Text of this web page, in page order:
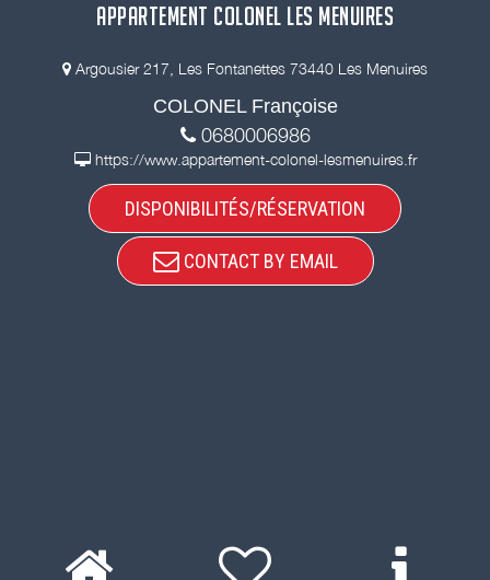
APPARTEMENT COLONEL LES MENUIRES
Argousier 217, Les Fontanettes 73440 Les Menuires
COLONEL Françoise
0680006986
https://www.appartement-colonel-lesmenuires.fr
DISPONIBILITÉS/RÉSERVATION
CONTACT BY EMAIL